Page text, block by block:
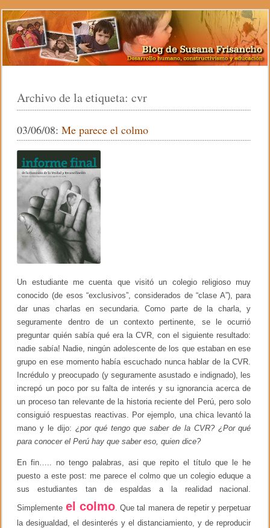
Archivo de la etiqueta:cvr
03/06/08:Me parece el colmo
Un estudiante me cuenta que visitó un colegio religioso muy
conocido (de esos “exclusivos”, considerados de “clase A”), para
dar unas charlas en secundaria. Como parte de la charla, y
seguramente dentro de un contexto pertinente, se le ocurrió
preguntar quién sabía qué era la CVR, con el siguiente resultado:
nadie sabía! Nadie, ningún adolescente de los que estaban en ese
grupo en ese momento había escuchado nunca hablar de la CVR.
Incrédulo y preocupado (y seguramente asustado e indignado), les
increpó un poco por su falta de interés y su ignorancia acerca de
un proceso tan relevante de la historia reciente del Perú, pero solo
consiguió respuestas reactivas. Por ejemplo, una chica levantó la
mano y le dijo: ¿por qué tengo que saber de la CVR? ¿Por qué
para conocer el Perú hay que saber eso, quien dice?
En fin….. no tengo palabras, asi que repito el título que le he
puesto a este post: me parece el colmo que un colegio eduque a
sus estudiantes tan de espaldas a la realidad nacional.
Simplemente el colmo. Que tal manera de repetir y perpetuar
la desigualdad, el desinterés y el distanciamiento, y de reproducir